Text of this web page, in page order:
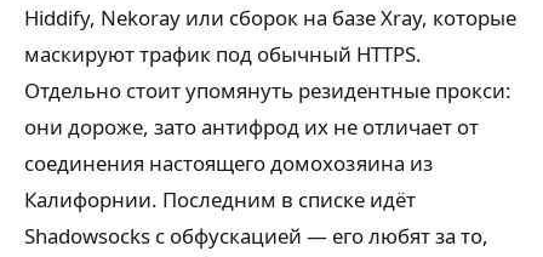
Hiddify, Nekoray или сборок на базе Xray, которые
маскируют трафик под обычный HTTPS.
Отдельно стоит упомянуть резидентные прокси:
они дороже, зато антифрод их не отличает от
соединения настоящего домохозяина из
Калифорнии. Последним в списке идёт
Shadowsocks с обфускацией — его любят за то,